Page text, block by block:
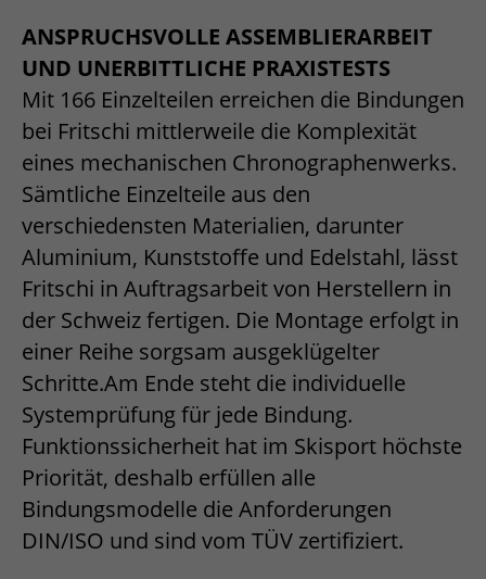
ANSPRUCHSVOLLE ASSEMBLIERARBEIT
UND UNERBITTLICHE PRAXISTESTS
Mit 166 Einzelteilen erreichen die Bindungen
bei Fritschi mittlerweile die Komplexität
eines mechanischen Chronographenwerks.
Sämtliche Einzelteile aus den
verschiedensten Materialien, darunter
Aluminium, Kunststoffe und Edelstahl, lässt
Fritschi in Auftragsarbeit von Herstellern in
der Schweiz fertigen. Die Montage erfolgt in
einer Reihe sorgsam ausgeklügelter
Schritte.Am Ende steht die individuelle
Systemprüfung für jede Bindung.
Funktionssicherheit hat im Skisport höchste
Priorität, deshalb erfüllen alle
Bindungsmodelle die Anforderungen
DIN/ISO und sind vom TÜV zertifiziert.